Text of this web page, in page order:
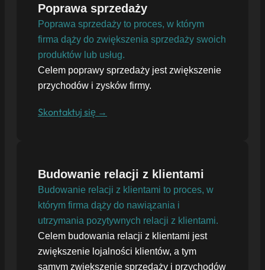
Poprawa sprzedaży
Poprawa sprzedaży to proces, w którym
firma dąży do zwiększenia sprzedaży swoich
produktów lub usług.
Celem poprawy sprzedaży jest zwiększenie
przychodów i zysków firmy.
Skontaktuj się →
Budowanie relacji z klientami
Budowanie relacji z klientami to proces, w
którym firma dąży do nawiązania i
utrzymania pozytywnych relacji z klientami.
Celem budowania relacji z klientami jest
zwiększenie lojalności klientów, a tym
samym zwiększenie sprzedaży i przychodów